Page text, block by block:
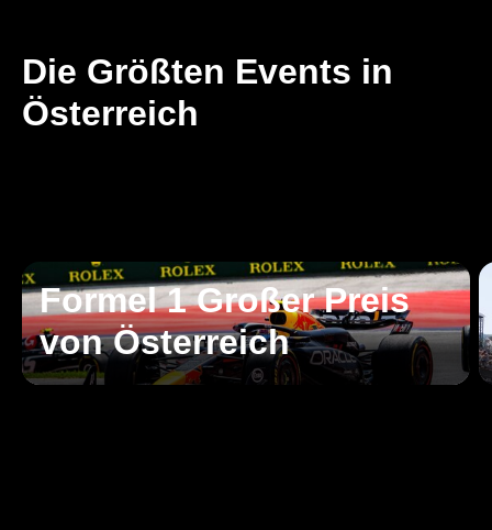
Die Größten Events in
Österreich
Formel 1 Großer Preis
von Österreich